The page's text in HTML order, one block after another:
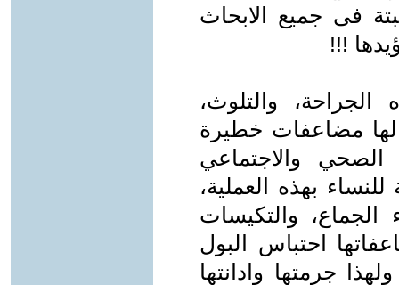
فى جميع الابحاث
!!!
والتلوث،
مضاعفات خطيرة
والاجتماعي
بهذه العملية،
الجماع، والتكيسات
احتباس البول
جرمتها وادانتها